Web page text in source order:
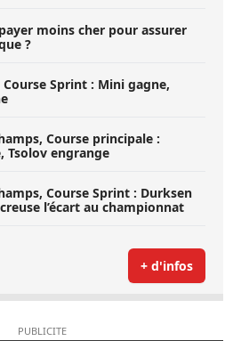
moins cher pour assurer
?
Sprint : Mini gagne,
Course principale :
Tsolov engrange
Course Sprint : Durksen
l’écart au championnat
+ d'infos